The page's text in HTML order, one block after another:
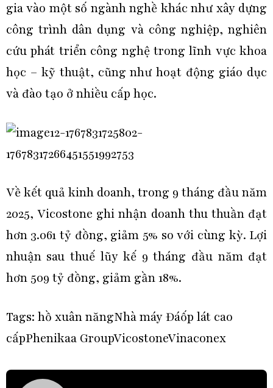
gia vào một số ngành nghề khác như xây dựng
công trình dân dụng và công nghiệp, nghiên
cứu phát triển công nghệ trong lĩnh vực khoa
học – kỹ thuật, cũng như hoạt động giáo dục
và đào tạo ở nhiều cấp học.
Về kết quả kinh doanh, trong 9 tháng đầu năm
2025, Vicostone ghi nhận doanh thu thuần đạt
hơn 3.061 tỷ đồng, giảm 5% so với cùng kỳ. Lợi
nhuận sau thuế lũy kế 9 tháng đầu năm đạt
hơn 509 tỷ đồng, giảm gần 18%.
Tags: hồ xuân năngNhà máy Đáốp lát cao
cấpPhenikaa GroupVicostoneVinaconex